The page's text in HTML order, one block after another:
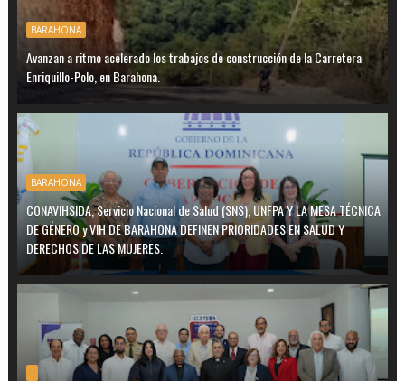
BARAHONA
Avanzan a ritmo acelerado los trabajos de construcción de la Carretera
Enriquillo-Polo, en Barahona.
BARAHONA
CONAVIHSIDA, Servicio Nacional de Salud (SNS), UNFPA Y LA MESA TÉCNICA
DE GÉNERO y VIH DE BARAHONA DEFINEN PRIORIDADES EN SALUD Y
DERECHOS DE LAS MUJERES.
.